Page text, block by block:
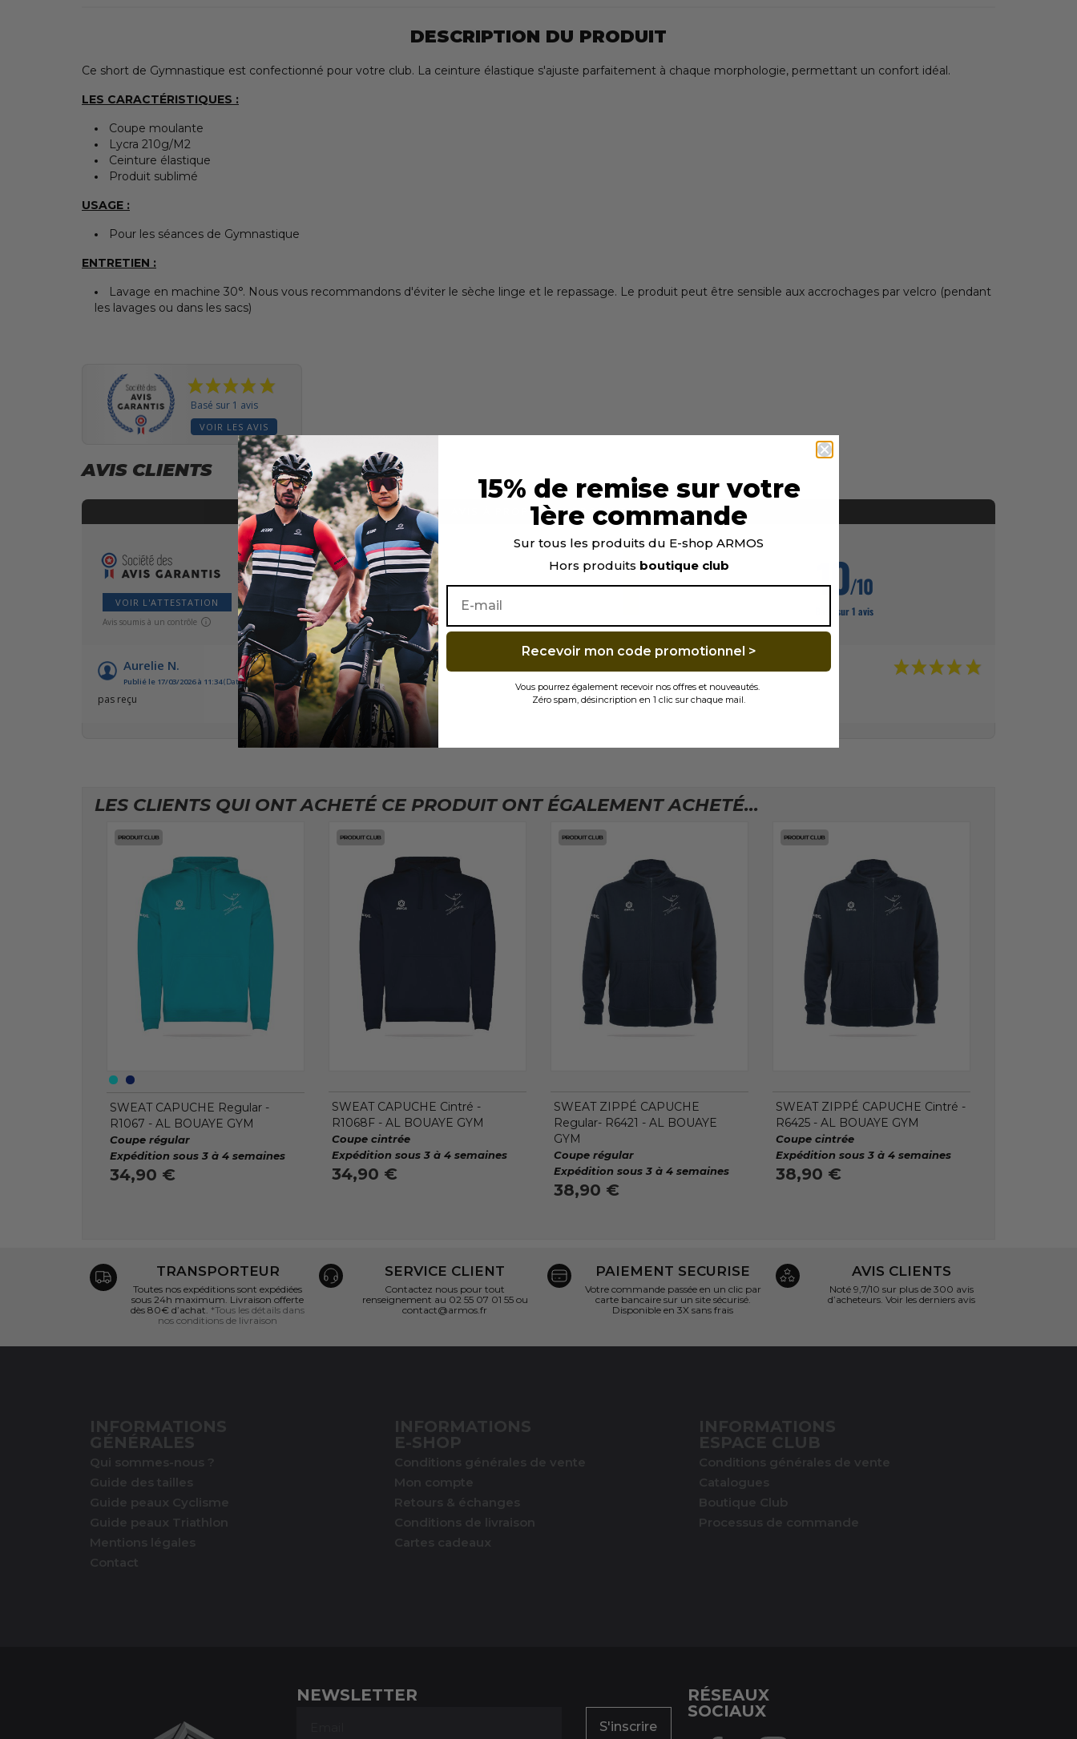
DESCRIPTION DU PRODUIT
Ce short de Gymnastique est confectionné pour votre club. La ceinture élastique s'ajuste parfaitement à chaque morphologie, permettant un confort idéal.
LES CARACTÉRISTIQUES :
Coupe moulante
Lycra 210g/M2
Ceinture élastique
Produit sublimé
USAGE :
Pour les séances de Gymnastique
ENTRETIEN :
Lavage en machine 30°. Nous vous recommandons d'éviter le sèche linge et le repassage. Le produit peut être sensible aux accrochages par velcro (pendant
les lavages ou dans les sacs)
Basé sur 1 avis
VOIR LES AVIS
AVIS CLIENTS
AVIS À PROPOS DU PRODUIT
VOIR L'ATTESTATION
Avis soumis à un contrôle 1★ 2★ 3★ 4★
1
5★
10/10
Basé sur 1 avis
Aurelie N.
Publié le 17/03/2026 à 11:34(Date de commande : 28/12/2025)
pas reçu
LES CLIENTS QUI ONT ACHETÉ CE PRODUIT ONT ÉGALEMENT ACHETÉ...
SWEAT CAPUCHE Regular -
R1067 - AL BOUAYE GYM
Coupe régular
Expédition sous 3 à 4 semaines
34,90 €
SWEAT CAPUCHE Cintré -
R1068F - AL BOUAYE GYM
Coupe cintrée
Expédition sous 3 à 4 semaines
34,90 €
SWEAT ZIPPÉ CAPUCHE
Regular- R6421 - AL BOUAYE
GYM
Coupe régular
Expédition sous 3 à 4 semaines
38,90 €
SWEAT ZIPPÉ CAPUCHE Cintré -
R6425 - AL BOUAYE GYM
Coupe cintrée
Expédition sous 3 à 4 semaines
38,90 €
TRANSPORTEUR
Toutes nos expéditions sont expédiées
sous 24h maximum. Livraison offerte
dès 80€ d’achat. *Tous les détails dans
nos conditions de livraison
SERVICE CLIENT
Contactez nous pour tout
renseignement au 02 55 07 01 55 ou
contact@armos.fr
PAIEMENT SECURISE
Votre commande passée en un clic par
carte bancaire sur un site sécurisé.
Disponible en 3X sans frais
AVIS CLIENTS
Noté 9,7/10 sur plus de 300 avis
d’acheteurs.Voir les derniers avis
INFORMATIONS
GÉNÉRALES
Qui sommes-nous ?
Guide des tailles
Guide peaux Cyclisme
Guide peaux Triathlon
Mentions légales
Contact
INFORMATIONS
E-SHOP
Conditions générales de vente
Mon compte
Retours & échanges
Conditions de livraison
Cartes cadeaux
INFORMATIONS
ESPACE CLUB
Conditions générales de vente
Catalogues
Boutique Club
Processus de commande
NEWSLETTER
S'inscrire
RÉSEAUX
SOCIAUX
15% de remise sur votre
1ère commande
Sur tous les produits du E-shop ARMOS
Hors produits boutique club
Recevoir mon code promotionnel >
Vous pourrez également recevoir nos offres et nouveautés.
Zéro spam, désincription en 1 clic sur chaque mail.